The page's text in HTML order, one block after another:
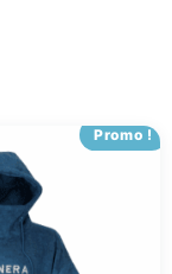
Promo !